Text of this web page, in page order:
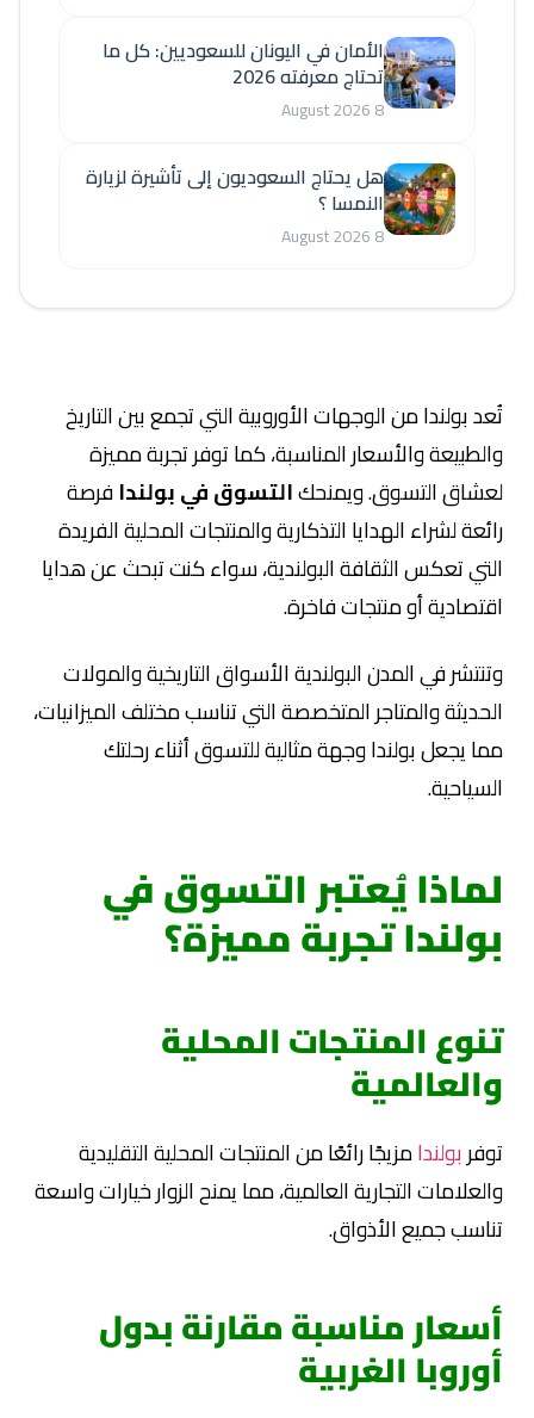
تُعد بولندا من الوجهات الأوروبية التي تجمع بين التاريخ
والطبيعة والأسعار المناسبة، كما توفر تجربة مميزة
لعشاق التسوق. ويمنحكالتسوق في بولندافرصة
رائعة لشراء الهدايا التذكارية والمنتجات المحلية الفريدة
التي تعكس الثقافة البولندية، سواء كنت تبحث عن هدايا
اقتصادية أو منتجات فاخرة.
وتنتشر في المدن البولندية الأسواق التاريخية والمولات
الحديثة والمتاجر المتخصصة التي تناسب مختلف الميزانيات،
مما يجعل بولندا وجهة مثالية للتسوق أثناء رحلتك
السياحية.
لماذا يُعتبر التسوق في
بولندا تجربة مميزة؟
تنوع المنتجات المحلية
والعالمية
توفربولندامزيجًا رائعًا من المنتجات المحلية التقليدية
والعلامات التجارية العالمية، مما يمنح الزوار خيارات واسعة
تناسب جميع الأذواق.
أسعار مناسبة مقارنة بدول
أوروبا الغربية
الأمان في اليونان للسعوديين: كل ما
تحتاج معرفته 2026
8 August 2026
هل يحتاج السعوديون إلى تأشيرة لزيارة
النمسا ؟
8 August 2026